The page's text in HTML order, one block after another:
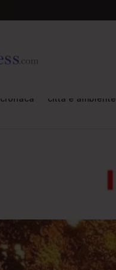
cronaca città e ambiente